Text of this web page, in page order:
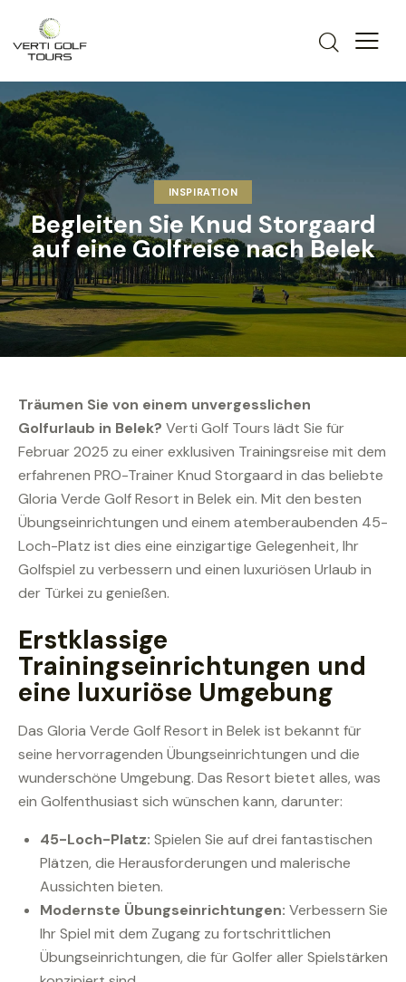
INSPIRATION
Begleiten Sie Knud Storgaard
auf eine Golfreise nach Belek
Träumen Sie von einem unvergesslichen
Golfurlaub in Belek? Verti Golf Tours lädt Sie für
Februar 2025 zu einer exklusiven Trainingsreise mit dem
erfahrenen PRO-Trainer Knud Storgaard in das beliebte
Gloria Verde Golf Resort in Belek ein. Mit den besten
Übungseinrichtungen und einem atemberaubenden 45-
Loch-Platz ist dies eine einzigartige Gelegenheit, Ihr
Golfspiel zu verbessern und einen luxuriösen Urlaub in
der Türkei zu genießen.
Erstklassige
Trainingseinrichtungen und
eine luxuriöse Umgebung
Das Gloria Verde Golf Resort in Belek ist bekannt für
seine hervorragenden Übungseinrichtungen und die
wunderschöne Umgebung. Das Resort bietet alles, was
ein Golfenthusiast sich wünschen kann, darunter:
45-Loch-Platz: Spielen Sie auf drei fantastischen
Plätzen, die Herausforderungen und malerische
Aussichten bieten.
Modernste Übungseinrichtungen: Verbessern Sie
Ihr Spiel mit dem Zugang zu fortschrittlichen
Übungseinrichtungen, die für Golfer aller Spielstärken